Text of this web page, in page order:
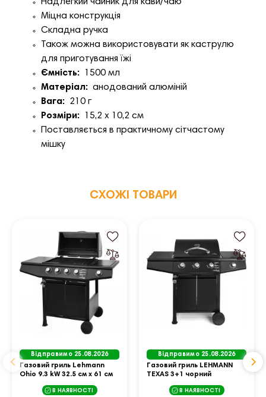
Надлегкий чайник для кави/чаю
Міцна конструкція
Складна ручка
Також можна використовувати як каструлю
для приготування їжі
Ємність: 1500 мл
Матеріал: анодований алюміній
Вага: 210 г
Розміри: 15,2 х 10,2 см
Поставляється в практичному сітчастому
мішку
СХОЖІ ТОВАРИ
Відправимо 25.08.2026
Газовий гриль Lehmann
Ohio 9.3 kW 32.5 см x 61 см
В НАЯВНОСТІ
Відправимо 25.08.2026
Газовий гриль LEHMANN
TEXAS 3+1 чорний
В НАЯВНОСТІ